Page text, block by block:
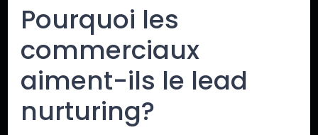
Pourquoi les
commerciaux
aiment-ils le lead
nurturing?